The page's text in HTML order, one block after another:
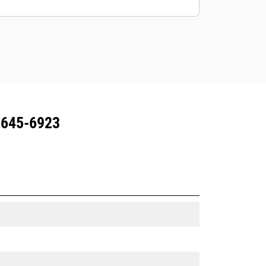
Redskap med spårning skickar en
645-6923